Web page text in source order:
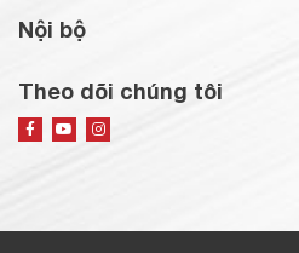
Nội bộ
Theo dõi chúng tôi